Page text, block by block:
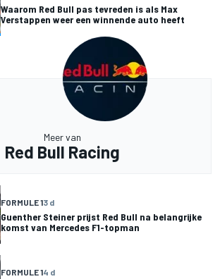
Waarom Red Bull pas tevreden is als Max
Verstappen weer een winnende auto heeft
Meer van
Red Bull Racing
FORMULE 13 d
Guenther Steiner prijst Red Bull na belangrijke
komst van Mercedes F1-topman
FORMULE 14 d